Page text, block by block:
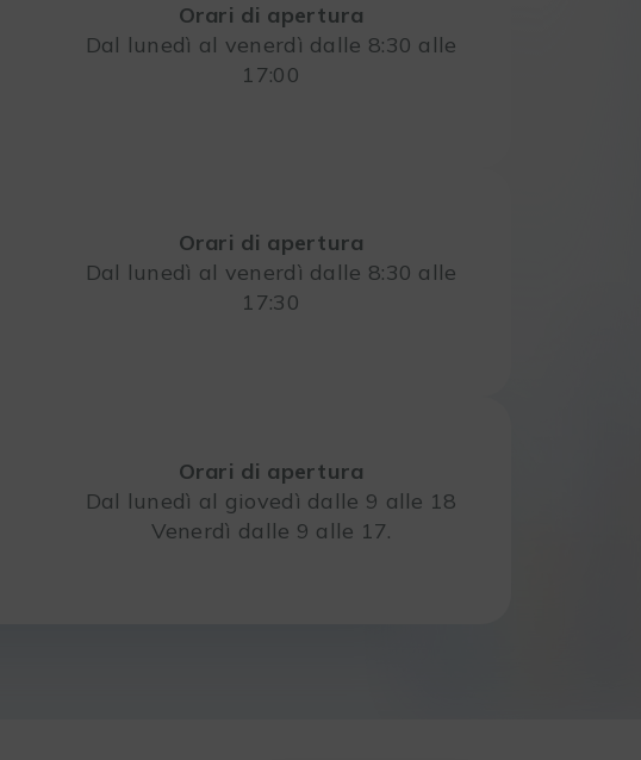
Orari di apertura
Dal lunedì al venerdì dalle 8:30 alle
17:00
Orari di apertura
Dal lunedì al venerdì dalle 8:30 alle
17:30
Orari di apertura
Dal lunedì al giovedì dalle 9 alle 18
Venerdì dalle 9 alle 17.